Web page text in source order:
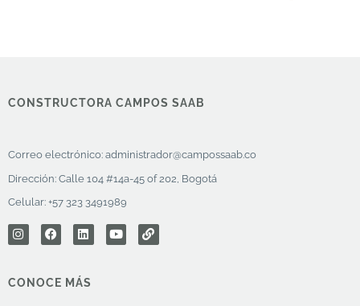
CONSTRUCTORA CAMPOS SAAB
Correo electrónico: administrador@campossaab.co
Dirección: Calle 104 #14a-45 of 202, Bogotá
Celular: +57 323 3491989
CONOCE MÁS